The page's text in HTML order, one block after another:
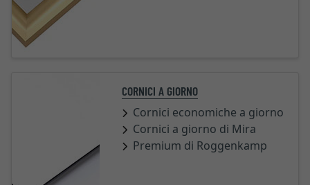
CORNICI A GIORNO
Cornici economiche a giorno
Cornici a giorno di Mira
Premium di Roggenkamp